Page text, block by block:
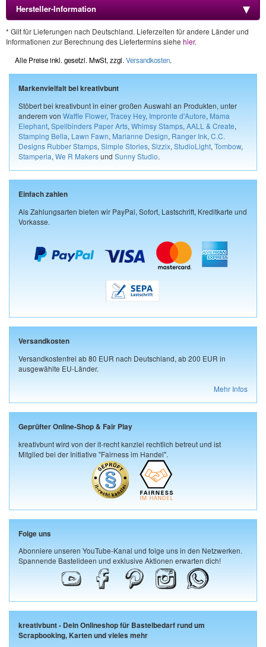
Hersteller-Information
* Gilt für Lieferungen nach Deutschland. Lieferzeiten für andere Länder und
Informationen zur Berechnung des Liefertermins siehe hier.
Alle Preise inkl. gesetzl. MwSt, zzgl. Versandkosten.
Markenvielfalt bei kreativbunt
Stöbert bei kreativbunt in einer großen Auswahl an Produkten, unter
anderem von Waffle Flower, Tracey Hey, Impronte d'Autore, Mama
Elephant, Spellbinders Paper Arts, Whimsy Stamps, AALL & Create,
Stamping Bella, Lawn Fawn, Marianne Design, Ranger Ink, C.C.
Designs Rubber Stamps, Simple Stories, Sizzix, StudioLight, Tombow,
Stamperia, We R Makersund Sunny Studio.
Einfach zahlen
Als Zahlungsarten bieten wir PayPal, Sofort, Lastschrift, Kreditkarte und
Vorkasse.
Versandkosten
Versandkostenfrei ab 80 EUR nach Deutschland, ab 200 EUR in
ausgewählte EU-Länder.
Mehr Infos
Geprüfter Online-Shop & Fair Play
kreativbunt wird von der it-recht kanzlei rechtlich betreut und ist
Mitglied bei der Initiative "Fairness im Handel".
Folge uns
Abonniere unseren YouTube-Kanal und folge uns in den Netzwerken.
Spannende Bastelideen und exklusive Aktionen erwarten dich!
kreativbunt - Dein Onlineshop für Bastelbedarf rund um
Scrapbooking, Karten und vieles mehr